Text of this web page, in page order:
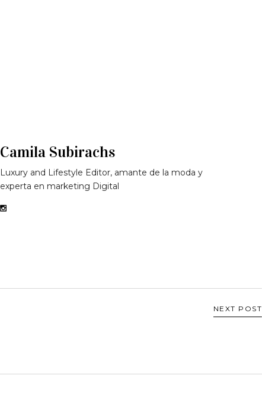
Camila Subirachs
Luxury and Lifestyle Editor, amante de la moda y
experta en marketing Digital
NEXT POST